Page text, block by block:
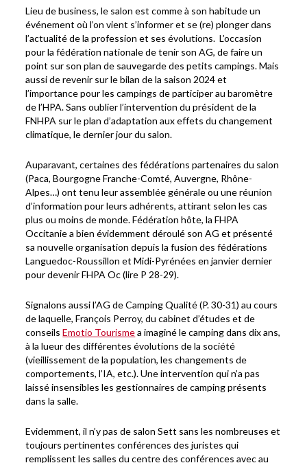
Lieu de business, le salon est comme à son habitude un
événement où l’on vient s’informer et se (re) plonger dans
l’actualité de la profession et ses évolutions. L’occasion
pour la fédération nationale de tenir son AG, de faire un
point sur son plan de sauvegarde des petits campings. Mais
aussi de revenir sur le bilan de la saison 2024 et
l’importance pour les campings de participer au baromètre
de l’HPA. Sans oublier l’intervention du président de la
FNHPA sur le plan d’adaptation aux effets du changement
climatique, le dernier jour du salon.
Auparavant, certaines des fédérations partenaires du salon
(Paca, Bourgogne Franche-Comté, Auvergne, Rhône-
Alpes…) ont tenu leur assemblée générale ou une réunion
d’information pour leurs adhérents, attirant selon les cas
plus ou moins de monde. Fédération hôte, la FHPA
Occitanie a bien évidemment déroulé son AG et présenté
sa nouvelle organisation depuis la fusion des fédérations
Languedoc-Roussillon et Midi-Pyrénées en janvier dernier
pour devenir FHPA Oc (lire P 28-29).
Signalons aussi l’AG de Camping Qualité (P. 30-31) au cours
de laquelle, François Perroy, du cabinet d’études et de
conseilsEmotio Tourismea imaginé le camping dans dix ans,
à la lueur des différentes évolutions de la société
(vieillissement de la population, les changements de
comportements, l’IA, etc.). Une intervention qui n’a pas
laissé insensibles les gestionnaires de camping présents
dans la salle.
Evidemment, il n’y pas de salon Sett sans les nombreuses et
toujours pertinentes conférences des juristes qui
remplissent les salles du centre des conférences avec au